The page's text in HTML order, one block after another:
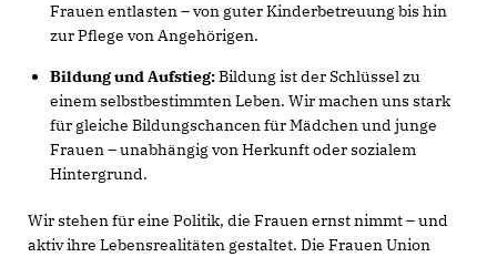
Frauen entlasten – von guter Kinderbetreuung bis hin
zur Pflege von Angehörigen.
Bildung und Aufstieg:Bildung ist der Schlüssel zu
einem selbstbestimmten Leben. Wir machen uns stark
für gleiche Bildungschancen für Mädchen und junge
Frauen – unabhängig von Herkunft oder sozialem
Hintergrund.
Wir stehen für eine Politik, die Frauen ernst nimmt – und
aktiv ihre Lebensrealitäten gestaltet. Die Frauen Union